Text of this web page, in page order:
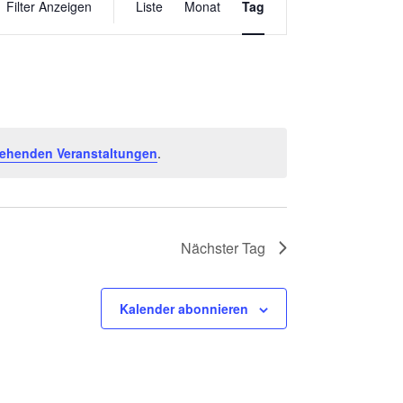
Veranstaltungen.
Filter Anzeigen
ANSICHTEN-
Liste Monat Tag
Nächster Tag
Kalender abonnieren